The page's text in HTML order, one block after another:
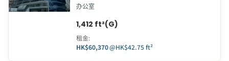
办公室
1,412 ft²(G)
租金:
HK$60,370@HK$42.75 ft²